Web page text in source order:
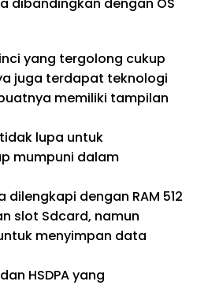
yang tergolong cukup
juga terdapat teknologi
memiliki tampilan
lupa untuk
mumpuni dalam
dengan RAM 512
slot Sdcard, namun
menyimpan data
HSDPA yang